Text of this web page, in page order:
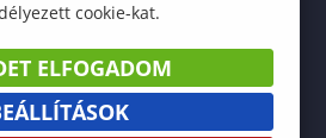
cookie-kat.
ELFOGADOM